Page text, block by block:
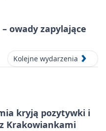
owady zapylające
Kolejne wydarzenia
kryją pozytywki i
Krakowiankami